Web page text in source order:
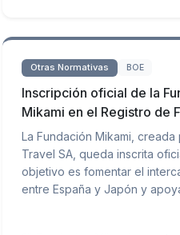
Otras Normativas BOE
Inscripción oficial de la
Mikami en el Registro de
La Fundación Mikami, creada
Travel SA, queda inscrita
objetivo es fomentar el
entre España y Japón y